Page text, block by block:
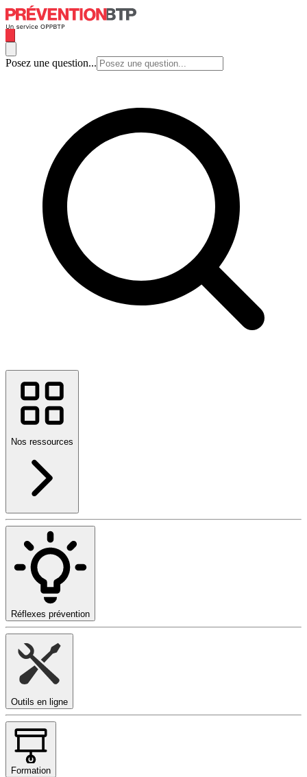
Posez une question...
Nos ressources
Réflexes prévention
Outils en ligne
Formation